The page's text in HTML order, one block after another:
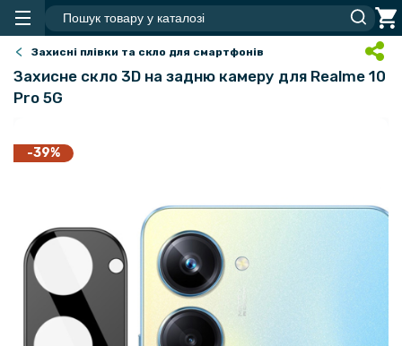
Захисні плівки та скло для смартфонів
Захисне скло 3D на задню камеру для Realme 10
Pro 5G
-39%